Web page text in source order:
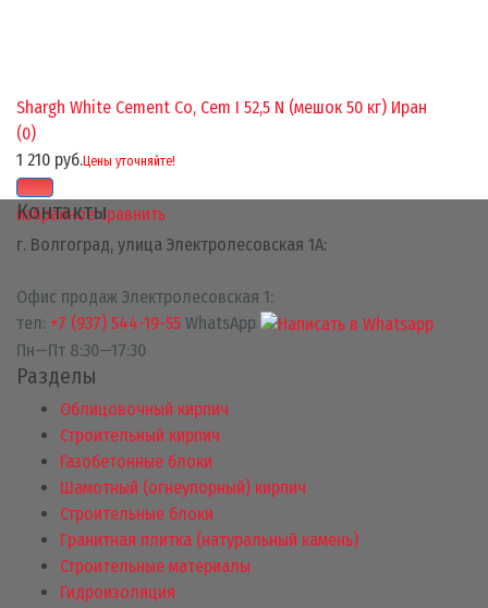
избранное сравнить
Shargh White Cement Co, Cem I 52,5 N (мешок 50 кг) Иран
(0)
1 210 руб.Цены уточняйте!
Контакты
г. Волгоград, улица Электролесовская 1А:
Офис продаж Электролесовская 1:
тел: +7 (937) 544-19-55 WhatsApp
Пн—Пт 8:30—17:30
Разделы
Облицовочный кирпич
Строительный кирпич
Газобетонные блоки
Шамотный (огнеупорный) кирпич
Строительные блоки
Гранитная плитка (натуральный камень)
Строительные материалы
Гидроизоляция